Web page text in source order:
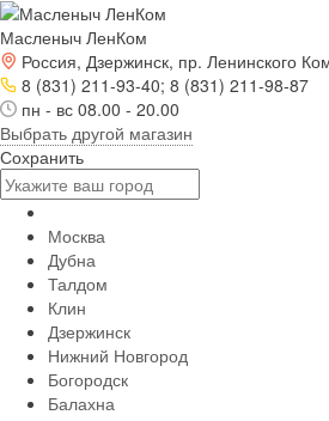
Масленыч ЛенКом
Россия, Дзержинск, пр. Ленинского
8 (831) 211-93-40; 8 (831) 211-98-87
пн - вс 08.00 - 20.00
Выбрать другой магазин
Сохранить
Москва
Дубна
Талдом
Клин
Дзержинск
Нижний Новгород
Богородск
Балахна